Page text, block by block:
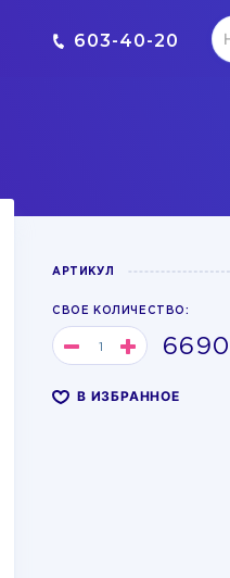
603-40-20
АРТИКУЛ
СВОЕ КОЛИЧЕСТВО:
6690
В ИЗБРАННОЕ